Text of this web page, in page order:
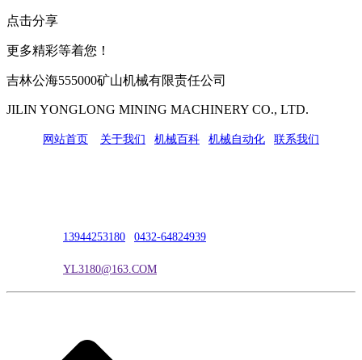
点击分享
更多精彩等着您！
吉林公海555000矿山机械有限责任公司
JILIN YONGLONG MINING MACHINERY CO., LTD.
网站首页 关于我们 机械百科 机械自动化 联系我们
13944253180 0432-64824939
YL3180@163.COM